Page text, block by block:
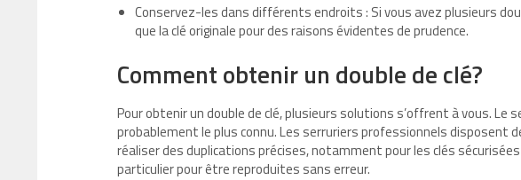
Conservez-les dans différents endroits : Si vous avez plusieurs
que la clé originale pour des raisons évidentes de prudence.
Comment obtenir un double de clé?
Pour obtenir un double de clé, plusieurs solutions s’offrent à vous. Le
probablement le plus connu. Les serruriers professionnels disposent
réaliser des duplications précises, notamment pour les clés
particulier pour être reproduites sans erreur.